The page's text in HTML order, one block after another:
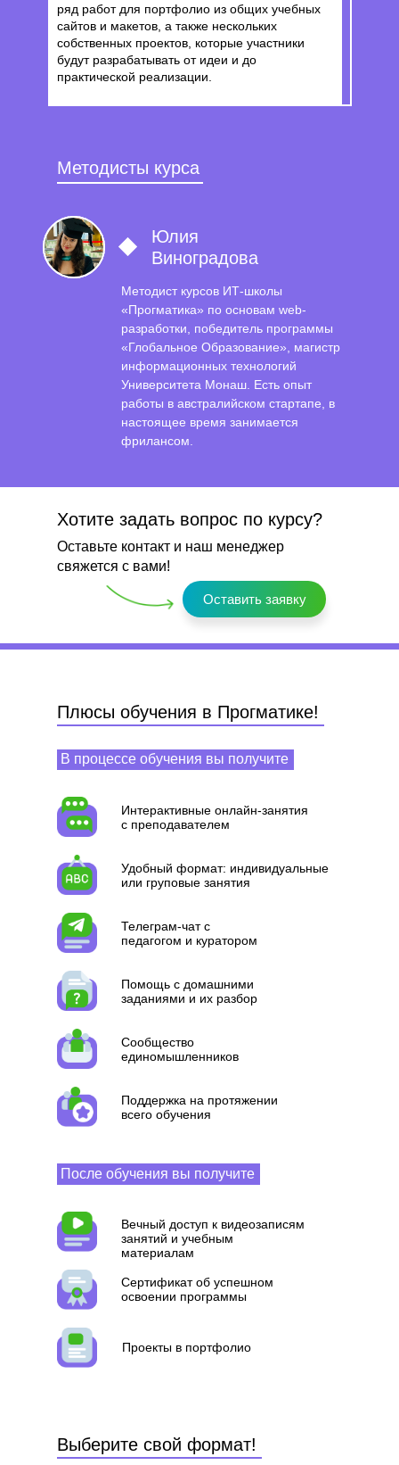
ряд работ для портфолио из общих учебных
сайтов и макетов, а также нескольких
собственных проектов, которые участники
будут разрабатывать от идеи и до
практической реализации.
Методисты курса
Юлия
Виноградова
Методист курсов ИТ-школы
«‎Прогматика» по основам web-
разработки, победитель программы
«‎Глобальное Образование», магистр
информационных технологий
Университета Монаш. Есть опыт
работы в австралийском стартапе, в
настоящее время занимается
фрилансом.
Хотите задать вопрос по курсу?
Оставьте контакт и наш менеджер
свяжется с вами!
Оставить заявку
Сертификат об успешном
освоении программы
Интерактивные онлайн-занятия
с преподавателем
Удобный формат: индивидуальные
или груповые занятия
Помощь с домашними
заданиями и их разбор
Телеграм-чат с
педагогом и куратором
Вечный доступ к видеозаписям
занятий и учебным
материалам
Проекты в портфолио
Сообщество
единомышленников
Поддержка на протяжении
всего обучения
Плюсы обучения в Прогматике!
В процессе обучения вы получите
После обучения вы получите
Выберите свой формат!